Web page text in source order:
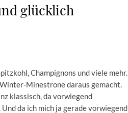
glücklich
Champignons und viele mehr.
Minestrone daraus gemacht.
klassisch, da vorwiegend
da ich mich ja gerade vorwiegend